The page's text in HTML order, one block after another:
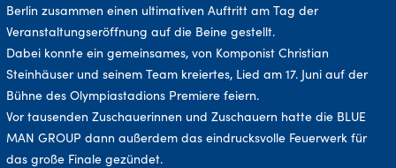
Berlin zusammen einen ultimativen Auftritt am Tag der
Veranstaltungseröffnung auf die Beine gestellt.
Dabei konnte ein gemeinsames, von Komponist Christian
Steinhäuser und seinem Team kreiertes, Lied am 17. Juni auf der
Bühne des Olympiastadions Premiere feiern.
Vor tausenden Zuschauerinnen und Zuschauern hatte die BLUE
MAN GROUP dann außerdem das eindrucksvolle Feuerwerk für
das große Finale gezündet.